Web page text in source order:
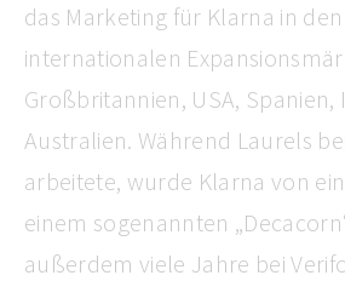
das Marketing für Klarna in
internationalen
Großbritannien, USA, Spanien,
Australien. Während Laurels
arbeitete, wurde Klarna von
einem sogenannten
außerdem viele Jahre bei